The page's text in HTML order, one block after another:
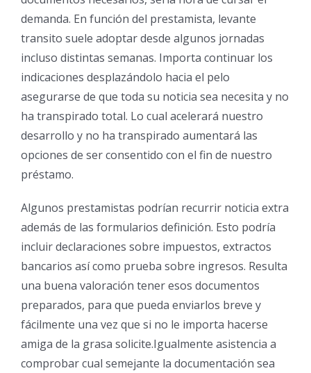
demanda. En función del prestamista, levante
transito suele adoptar desde algunos jornadas
incluso distintas semanas. Importa continuar los
indicaciones desplazándolo hacia el pelo
asegurarse de que toda su noticia sea necesita y no
ha transpirado total. Lo cual acelerará nuestro
desarrollo y no ha transpirado aumentará las
opciones de ser consentido con el fin de nuestro
préstamo.
Algunos prestamistas podrían recurrir noticia extra
además de las formularios definición. Esto podría
incluir declaraciones sobre impuestos, extractos
bancarios así­ como prueba sobre ingresos. Resulta
una buena valoración tener esos documentos
preparados, para que pueda enviarlos breve y
fácilmente una vez que si no le importa hacerse
amiga de la grasa solicite.Igualmente asistencia a
comprobar cual semejante la documentación sea